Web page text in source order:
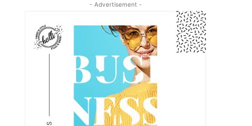
- Advertisement -